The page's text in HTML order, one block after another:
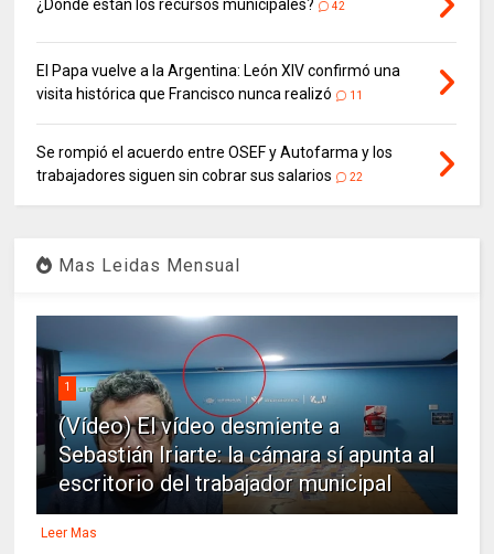
¿Dónde están los recursos municipales? 42
El Papa vuelve a la Argentina: León XIV confirmó una
visita histórica que Francisco nunca realizó
11
Se rompió el acuerdo entre OSEF y Autofarma y los
trabajadores siguen sin cobrar sus salarios
22
Mas Leidas Mensual
1
(Vídeo) El vídeo desmiente a
Sebastián Iriarte: la cámara sí apunta al
escritorio del trabajador municipal
Leer Mas